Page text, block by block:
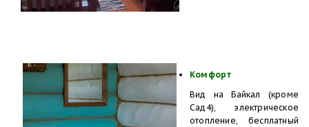
Комфорт
Вид на Байкал (кроме
Сад4), электрическое
отопление, бесплатный